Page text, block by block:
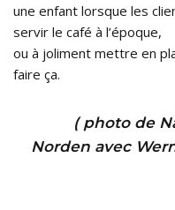
une enfant lorsque les
servir le café à l’époque,
ou à joliment mettre en
faire ça.
( photo de
Norden avec